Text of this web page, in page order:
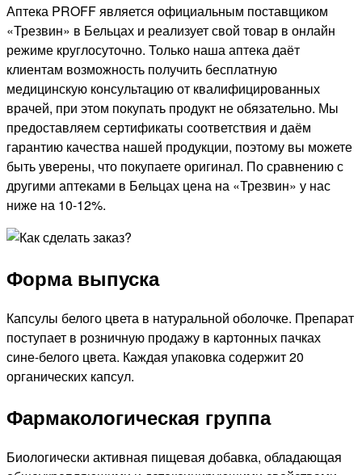
Аптека PROFF является официальным поставщиком
«Трезвин» в Бельцах и реализует свой товар в онлайн
режиме круглосуточно. Только наша аптека даёт
клиентам возможность получить бесплатную
медицинскую консультацию от квалифицированных
врачей, при этом покупать продукт не обязательно. Мы
предоставляем сертификаты соответствия и даём
гарантию качества нашей продукции, поэтому вы можете
быть уверены, что покупаете оригинал. По сравнению с
другими аптеками в Бельцах цена на «Трезвин» у нас
ниже на 10-12%.
Форма выпуска
Капсулы белого цвета в натуральной оболочке. Препарат
поступает в розничную продажу в картонных пачках
сине-белого цвета. Каждая упаковка содержит 20
органических капсул.
Фармакологическая группа
Биологически активная пищевая добавка, обладающая